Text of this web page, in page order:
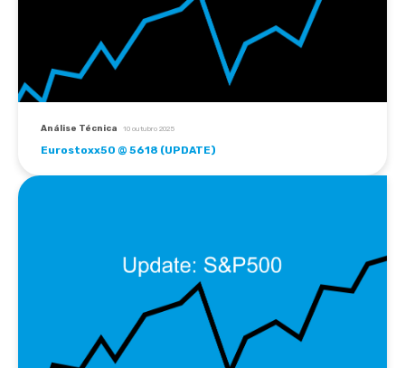
Análise Técnica 10 outubro 2025
Eurostoxx50 @ 5618 (UPDATE)